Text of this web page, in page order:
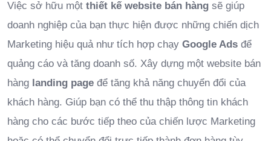
Việc sở hữu một thiết kế website bán hàng sẽ giúp
doanh nghiệp của bạn thực hiện được những chiến dịch
Marketing hiệu quả như tích hợp chạy Google Ads để
quảng cáo và tăng doanh số. Xây dựng một website bán
hàng landing page để tăng khả năng chuyển đổi của
khách hàng. Giúp bạn có thể thu thập thông tin khách
hàng cho các bước tiếp theo của chiến lược Marketing